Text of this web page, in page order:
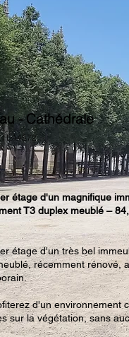
- Cathédrale
: LA4572
étage d'un magnifique
T3 duplex meublé –
étage d'un très bel
récemment rénové,
d'un environnement
sur la végétation, sans